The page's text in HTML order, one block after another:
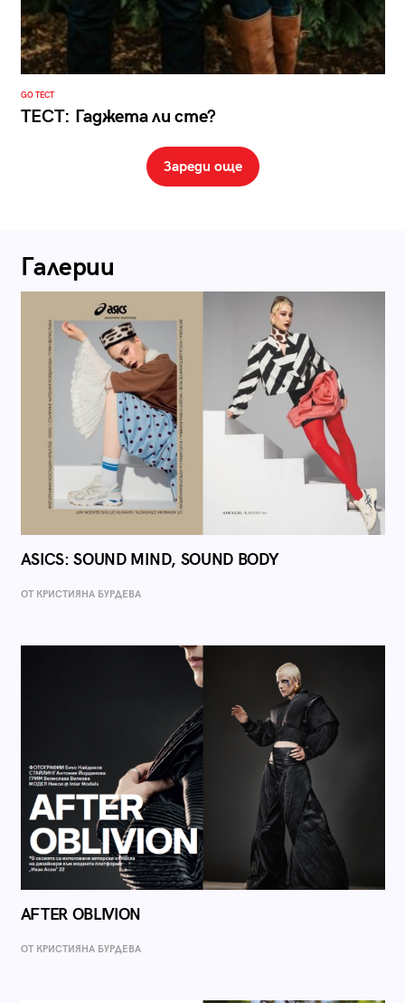
GO ТЕСТ
ТЕСТ: Гаджета ли сте?
Зареди още
Галерии
ASICS: SOUND MIND, SOUND BODY
ОТ КРИСТИЯНА БУРДЕВА
AFTER OBLIVION
ОТ КРИСТИЯНА БУРДЕВА